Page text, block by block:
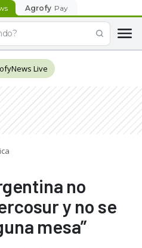
Agrofy Pay
Live
no
y no se
mesa”